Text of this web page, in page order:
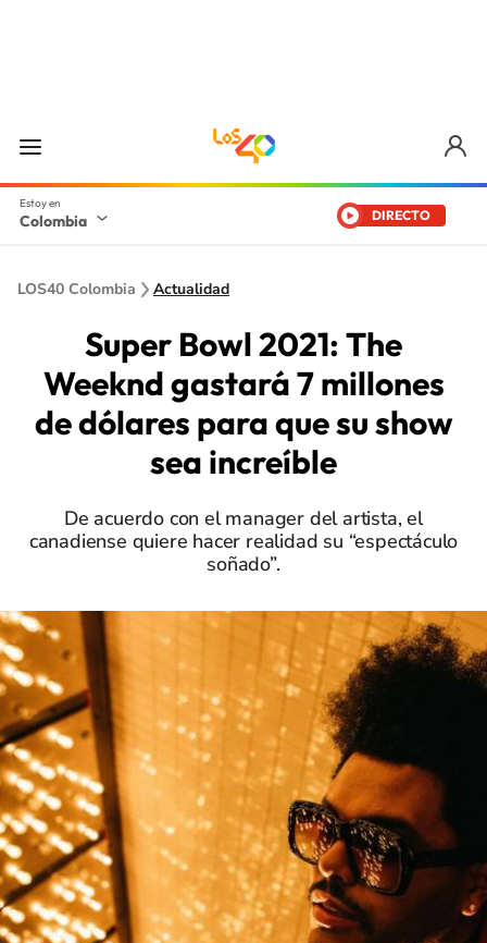
Colombia DIRECTO
LOS40 Colombia Actualidad
Super Bowl 2021: The
Weeknd gastará 7 millones
de dólares para que su show
sea increíble
De acuerdo con el manager del artista, el
canadiense quiere hacer realidad su “espectáculo
soñado”.